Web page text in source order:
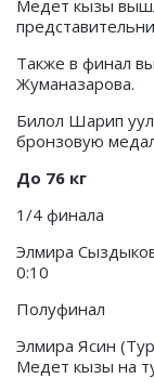
Медет кызы
Также в финал
Жуманазарова.
Билол Шарип
бронзовую
До 76 кг
1/4 финала
Элмира
0:10
Полуфинал
Элмира Ясин
Медет кызы на